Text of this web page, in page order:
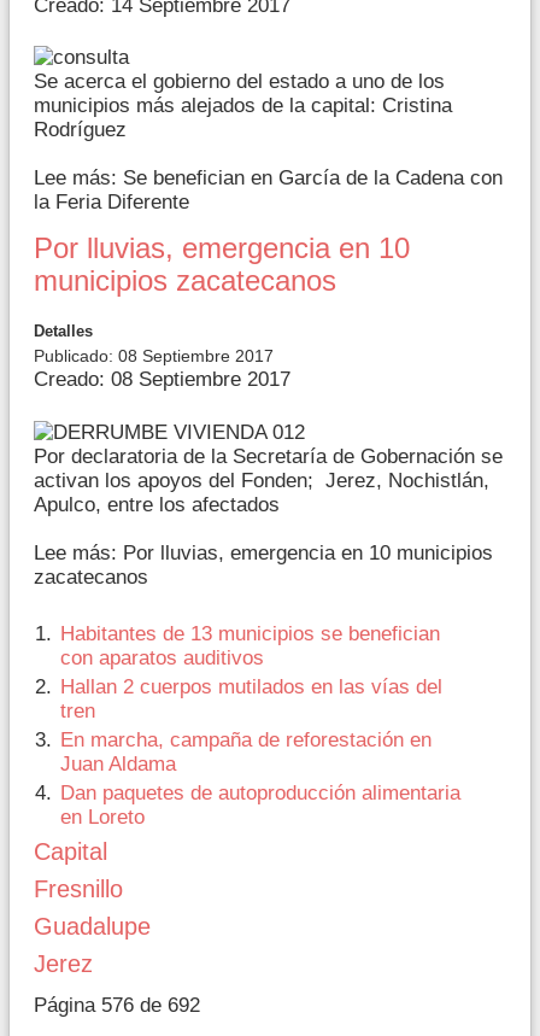
Creado: 14 Septiembre 2017
Se acerca el gobierno del estado a uno de los
municipios más alejados de la capital: Cristina
Rodríguez
Lee más: Se benefician en García de la Cadena con
la Feria Diferente
Por lluvias, emergencia en 10
municipios zacatecanos
Detalles
Publicado: 08 Septiembre 2017
Creado: 08 Septiembre 2017
Por declaratoria de la Secretaría de Gobernación se
activan los apoyos del Fonden; Jerez, Nochistlán,
Apulco, entre los afectados
Lee más: Por lluvias, emergencia en 10 municipios
zacatecanos
Habitantes de 13 municipios se benefician
con aparatos auditivos
Hallan 2 cuerpos mutilados en las vías del
tren
En marcha, campaña de reforestación en
Juan Aldama
Dan paquetes de autoproducción alimentaria
en Loreto
Capital
Fresnillo
Guadalupe
Jerez
Página 576 de 692